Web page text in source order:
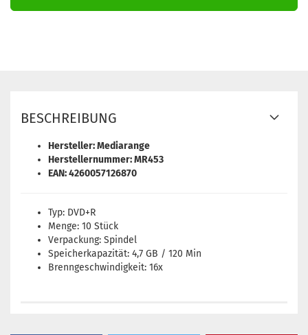
BESCHREIBUNG
Hersteller: Mediarange
Herstellernummer: MR453
EAN: 4260057126870
Typ: DVD+R
Menge: 10 Stück
Verpackung: Spindel
Speicherkapazität: 4,7 GB / 120 Min
Brenngeschwindigkeit: 16x